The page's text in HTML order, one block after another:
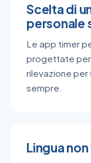
Scelta di
personale
Le app timer
progettate per
rilevazione per
sempre.
Lingua